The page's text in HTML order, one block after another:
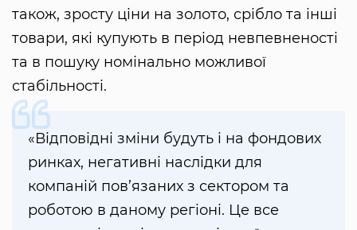
також, зросту ціни на золото, срібло та інші
товари, які купують в період невпевненості
та в пошуку номінально можливої
стабільності.
«Відповідні зміни будуть і на фондових
ринках, негативні наслідки для
компаній пов’язаних з сектором та
роботою в даному регіоні. Це все